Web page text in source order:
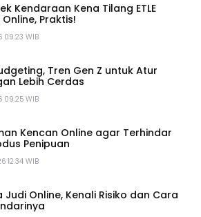
09.23 WIB
Kendaraan Kena Tilang ETLE
Praktis!
09.25 WIB
Tren Gen Z untuk Atur
Lebih Cerdas
12.34 WIB
Kencan Online agar Terhindar
Penipuan
Judi Online, Kenali Risiko dan Cara